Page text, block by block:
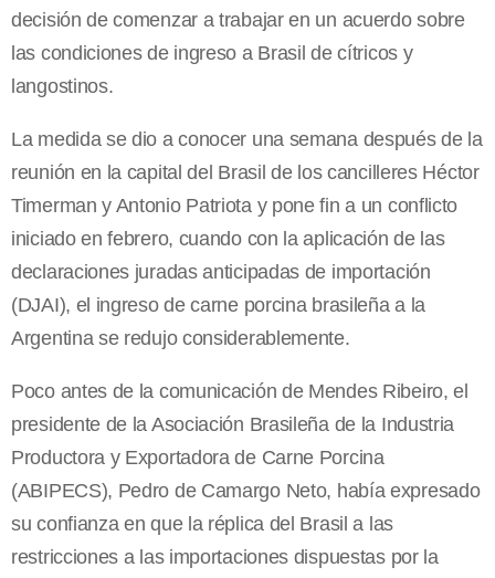
decisión de comenzar a trabajar en un acuerdo sobre
las condiciones de ingreso a Brasil de cítricos y
langostinos.
La medida se dio a conocer una semana después de la
reunión en la capital del Brasil de los cancilleres Héctor
Timerman y Antonio Patriota y pone fin a un conflicto
iniciado en febrero, cuando con la aplicación de las
declaraciones juradas anticipadas de importación
(DJAI), el ingreso de carne porcina brasileña a la
Argentina se redujo considerablemente.
Poco antes de la comunicación de Mendes Ribeiro, el
presidente de la Asociación Brasileña de la Industria
Productora y Exportadora de Carne Porcina
(ABIPECS), Pedro de Camargo Neto, había expresado
su confianza en que la réplica del Brasil a las
restricciones a las importaciones dispuestas por la